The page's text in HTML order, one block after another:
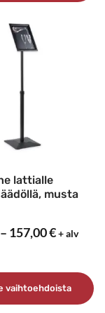
lattialle
musta
– 157,00€
157,00 €
+ alv
vaihtoehdoista